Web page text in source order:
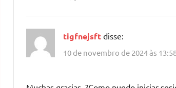
tigfnejsft disse:
10 de novembro de 2024 às